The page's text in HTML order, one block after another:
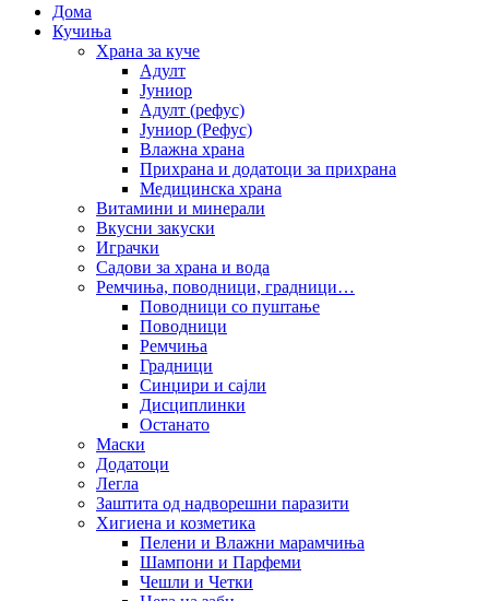
Дома
Кучиња
Храна за куче
Адулт
Јуниор
Адулт (рефус)
Јуниор (Рефус)
Влажна храна
Прихрана и додатоци за прихрана
Медицинска храна
Витамини и минерали
Вкусни закуски
Играчки
Садови за храна и вода
Ремчиња, поводници, градници…
Поводници со пуштање
Поводници
Ремчиња
Градници
Синџири и сајли
Дисциплинки
Останато
Маски
Додатоци
Легла
Заштита од надворешни паразити
Хигиена и козметика
Пелени и Влажни марамчиња
Шампони и Парфеми
Чешли и Четки